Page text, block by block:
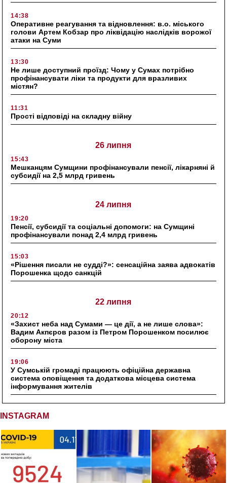
14:38
Оперативне реагування та відновлення: в.о. міського
голови Артем Кобзар про ліквідацію наслідків ворожої
атаки на Суми
13:30
Не лише доступний проїзд: Чому у Сумах потрібно
профінансувати ліки та продукти для вразливих
містян?
11:31
Прості відповіді на складну війну
26 липня
15:43
Мешканцям Сумщини профінансували пенсії, лікарняні й
субсидії на 2,5 млрд гривень
24 липня
19:20
Пенсії, субсидії та соціальні допомоги: на Сумщині
профінансували понад 2,4 млрд гривень
15:03
«Рішення писали не судді?»: сенсаційна заява адвокатів
Порошенка щодо санкцій
22 липня
20:12
«Захист неба над Сумами — це дії, а не лише слова»:
Вадим Акпєров разом із Петром Порошенком посилює
оборону міста
19:06
У Сумській громаді працюють офіційна державна
система оповіщення та додаткова місцева система
інформування жителів
INSTAGRAM